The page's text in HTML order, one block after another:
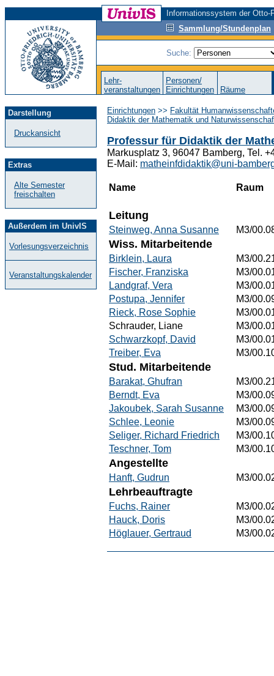
Informationssystem der
Sammlung/Stundenplan
Suche:
Lehr-
veranstaltungen
Personen/
Einrichtungen
Räume
Darstellung
Druckansicht
Extras
Alte Semester
freischalten
Außerdem im UnivIS
Vorlesungsverzeichnis
Veranstaltungskalender
Einrichtungen >> Fakultät
Didaktik der Mathematik und
Professur für Didaktik der
Markusplatz 3, 96047 Bamberg, Tel.
E-Mail: matheinfdidaktik@uni-
Name Raum
Leitung
Steinweg, Anna Susanne M3/
Wiss. Mitarbeitende
Birklein, Laura
M3/
Fischer, Franziska
M3/
Landgraf, Vera
M3/
Postupa, Jennifer
M3/
Rieck, Rose Sophie
M3/
Schrauder, Liane
M3/
Schwarzkopf, David
M3/
Treiber, Eva
M3/
Stud. Mitarbeitende
Barakat, Ghufran
M3/
Berndt, Eva
M3/
Jakoubek, Sarah Susanne
M3/
Schlee, Leonie
M3/
Seliger, Richard Friedrich
M3/
Teschner, Tom
M3/
Angestellte
Hanft, Gudrun M3/
Lehrbeauftragte
Fuchs, Rainer
M3/
Hauck, Doris
M3/
Höglauer, Gertraud
M3/